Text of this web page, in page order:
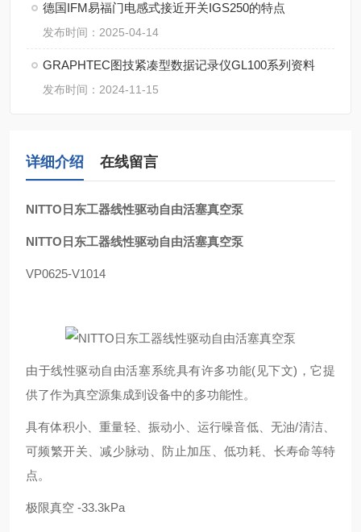
德国IFM易福门电感式接近开关IGS250的特点
发布时间：2025-04-14
GRAPHTEC图技紧凑型数据记录仪GL100系列资料
发布时间：2024-11-15
详细介绍 在线留言
NITTO日东工器线性驱动自由活塞真空泵
NITTO日东工器线性驱动自由活塞真空泵
VP0625-V1014
由于线性驱动自由活塞系统具有许多功能(见下文)，它提
供了作为真空源集成到设备中的多功能性。
具有体积小、重量轻、振动小、运行噪音低、无油/清洁、
可频繁开关、减少脉动、防止加压、低功耗、长寿命等特
点。
极限真空 -33.3kPa